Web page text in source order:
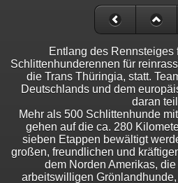
Entlang des Rennsteiges
Schlittenhunderennen für
die Trans Thüringia, statt.
Deutschlands und dem
daran
Mehr als 500 Schlittenhunde
gehen auf die ca. 280
sieben Etappen bewältigt
großen, freundlichen und
dem Norden Amerikas,
arbeitswilligen